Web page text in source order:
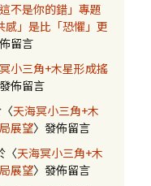
這不是你的錯」專題
感」是比「恐懼」更
留言
小三角+木星形成搖
佈留言
天海冥小三角+木
展望〉發佈留言
〈天海冥小三角+木
展望〉發佈留言